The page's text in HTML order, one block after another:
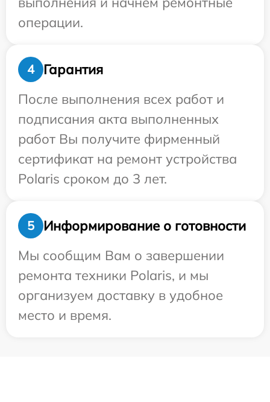
операции.
4
Гарантия
После выполнения всех работ и
подписания акта выполненных
работ Вы получите фирменный
сертификат на ремонт устройства
Polaris сроком до 3 лет.
5
Информирование о готовности
Мы сообщим Вам о завершении
ремонта техники Polaris, и мы
организуем доставку в удобное
место и время.